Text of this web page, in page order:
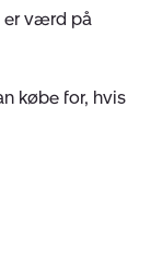
er værd på
købe for, hvis